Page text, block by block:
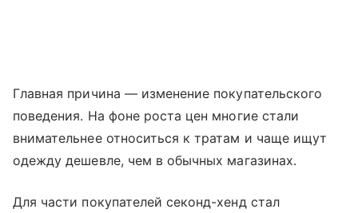
Главная причина — изменение покупательского
поведения. На фоне роста цен многие стали
внимательнее относиться к тратам и чаще ищут
одежду дешевле, чем в обычных магазинах.
Для части покупателей секонд-хенд стал